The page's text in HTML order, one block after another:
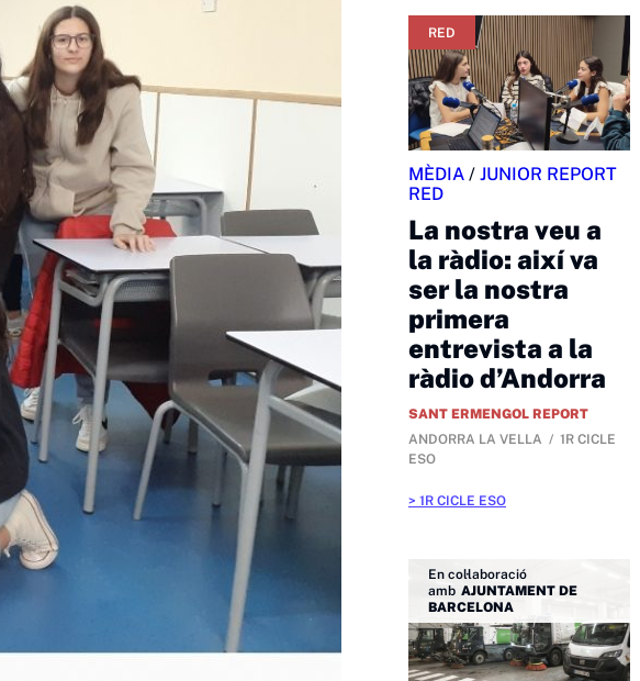
RED
MÈDIA / JUNIOR REPORT
RED
La nostra veu a
la ràdio: així va
ser la nostra
primera
entrevista a la
ràdio d’Andorra
SANT ERMENGOL REPORT
ANDORRA LA VELLA
1R CICLE
ESO
1R CICLE ESO
En col·laboració
amb AJUNTAMENT DE
BARCELONA